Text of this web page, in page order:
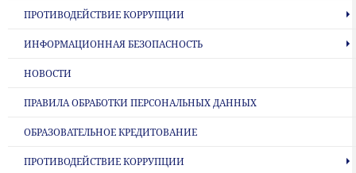
ПРОТИВОДЕЙСТВИЕ КОРРУПЦИИ
ИНФОРМАЦИОННАЯ БЕЗОПАСНОСТЬ
НОВОСТИ
ПРАВИЛА ОБРАБОТКИ ПЕРСОНАЛЬНЫХ ДАННЫХ
ОБРАЗОВАТЕЛЬНОЕ КРЕДИТОВАНИЕ
ПРОТИВОДЕЙСТВИЕ КОРРУПЦИИ